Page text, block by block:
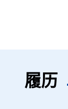
履历